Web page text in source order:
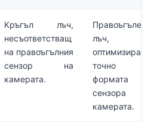
Кръгъл лъч,
несъответстващ
на правоъгълния
сензор на
камерата.
Правоъгълен
лъч,
оптимизиран
точно
формата
сензора
камерата.